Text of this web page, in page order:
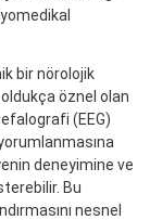
bir nörolojik
oldukça öznel olan
(EEG)
deneyimine ve
Bu
nesnel